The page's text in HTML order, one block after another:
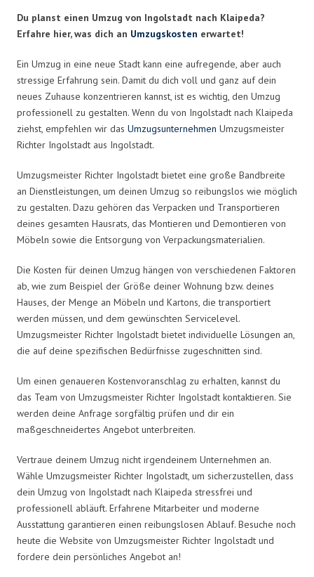
Du planst einen Umzug von Ingolstadt nach Klaipeda?
Erfahre hier, was dich an Umzugskosten erwartet!
Ein Umzug in eine neue Stadt kann eine aufregende, aber auch
stressige Erfahrung sein. Damit du dich voll und ganz auf dein
neues Zuhause konzentrieren kannst, ist es wichtig, den Umzug
professionell zu gestalten. Wenn du von Ingolstadt nach Klaipeda
ziehst, empfehlen wir das Umzugsunternehmen Umzugsmeister
Richter Ingolstadt aus Ingolstadt.
Umzugsmeister Richter Ingolstadt bietet eine große Bandbreite
an Dienstleistungen, um deinen Umzug so reibungslos wie möglich
zu gestalten. Dazu gehören das Verpacken und Transportieren
deines gesamten Hausrats, das Montieren und Demontieren von
Möbeln sowie die Entsorgung von Verpackungsmaterialien.
Die Kosten für deinen Umzug hängen von verschiedenen Faktoren
ab, wie zum Beispiel der Größe deiner Wohnung bzw. deines
Hauses, der Menge an Möbeln und Kartons, die transportiert
werden müssen, und dem gewünschten Servicelevel.
Umzugsmeister Richter Ingolstadt bietet individuelle Lösungen an,
die auf deine spezifischen Bedürfnisse zugeschnitten sind.
Um einen genaueren Kostenvoranschlag zu erhalten, kannst du
das Team von Umzugsmeister Richter Ingolstadt kontaktieren. Sie
werden deine Anfrage sorgfältig prüfen und dir ein
maßgeschneidertes Angebot unterbreiten.
Vertraue deinem Umzug nicht irgendeinem Unternehmen an.
Wähle Umzugsmeister Richter Ingolstadt, um sicherzustellen, dass
dein Umzug von Ingolstadt nach Klaipeda stressfrei und
professionell abläuft. Erfahrene Mitarbeiter und moderne
Ausstattung garantieren einen reibungslosen Ablauf. Besuche noch
heute die Website von Umzugsmeister Richter Ingolstadt und
fordere dein persönliches Angebot an!